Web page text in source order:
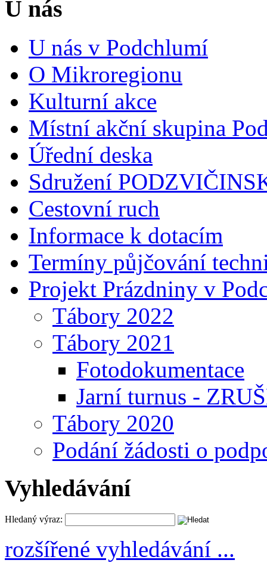
U nás
U nás v Podchlumí
O Mikroregionu
Kulturní akce
Místní akční skupina
Úřední deska
Sdružení
Cestovní ruch
Informace k dotacím
Termíny půjčování
Projekt Prázdniny v
Tábory 2022
Tábory 2021
Fotodokumentace
Jarní turnus -
Tábory 2020
Podání žádosti o
Vyhledávání
Hledaný výraz:
rozšířené vyhledávání ...